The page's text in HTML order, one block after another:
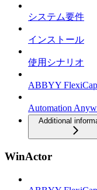
システム要件
インストール
使用シナリオ
ABBYY
Automation
Additional
WinActor